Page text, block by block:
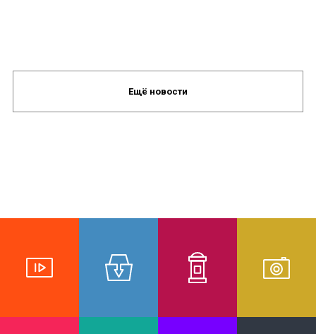
Ещё новости